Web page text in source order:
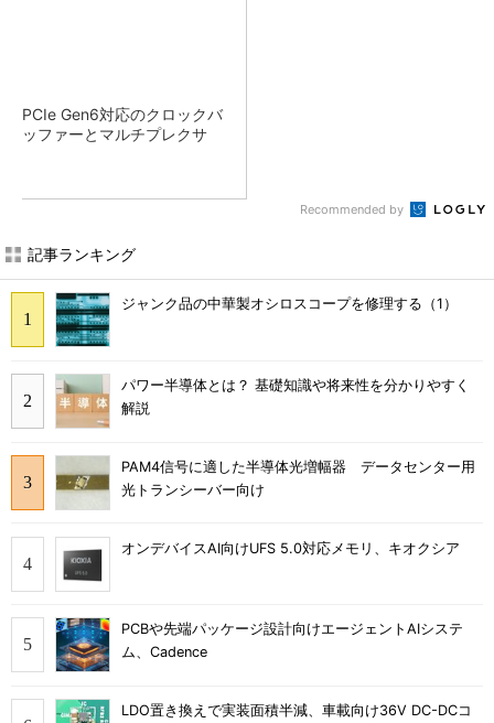
PCIe Gen6対応のクロックバ
ッファーとマルチプレクサ
Recommended by
記事ランキング
ジャンク品の中華製オシロスコープを修理する（1）
パワー半導体とは？ 基礎知識や将来性を分かりやすく
解説
PAM4信号に適した半導体光増幅器 データセンター用
光トランシーバー向け
オンデバイスAI向けUFS 5.0対応メモリ、キオクシア
PCBや先端パッケージ設計向けエージェントAIシステ
ム、Cadence
LDO置き換えで実装面積半減、車載向け36V DC-DCコ